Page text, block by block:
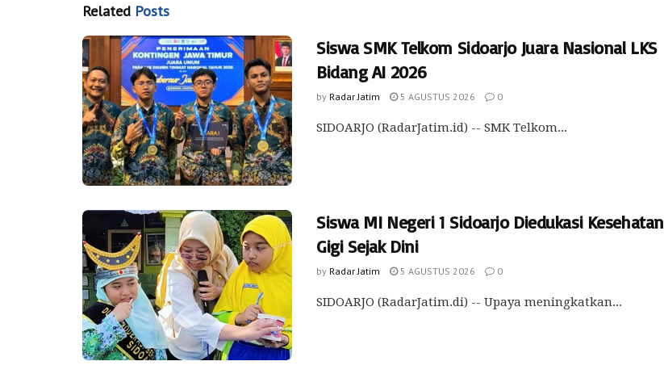
Related Posts
Siswa SMK Telkom Sidoarjo Juara Nasional LKS
Bidang AI 2026
by Radar Jatim 5 AGUSTUS 2026 0
SIDOARJO (RadarJatim.id) -- SMK Telkom...
Siswa MI Negeri 1 Sidoarjo Diedukasi Kesehatan
Gigi Sejak Dini
by Radar Jatim 5 AGUSTUS 2026 0
SIDOARJO (RadarJatim.di) -- Upaya meningkatkan...